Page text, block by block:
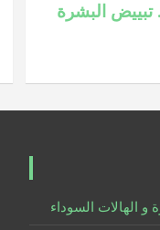
البشرة
الهالات السوداء